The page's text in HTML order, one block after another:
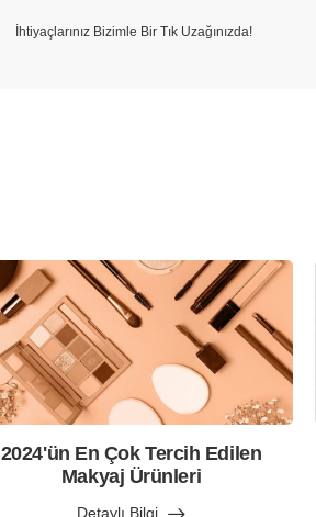
İhtiyaçlarınız Bizimle Bir Tık Uzağınızda!
2024'ün En Çok Tercih Edilen
Makyaj Ürünleri
Detaylı Bilgi